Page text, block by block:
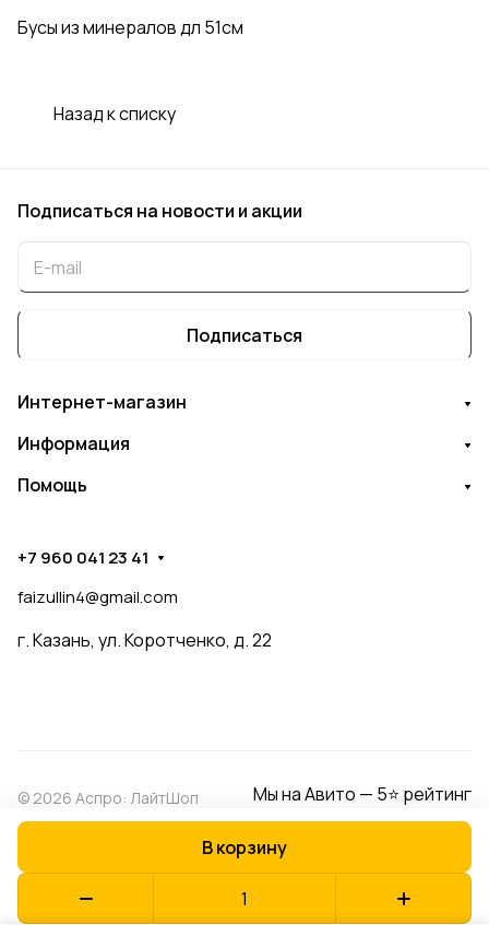
В корзину
Бусы из минералов дл 51см
Назад к списку
Подписаться на новости и акции
Подписаться
Интернет-магазин
Информация
Помощь
+7 960 041 23 41
faizullin4@gmail.com
г. Казань, ул. Коротченко, д. 22
© 2026 Аспро: ЛайтШоп Мы на Авито — 5⭐ рейтинг
Оферта
Разработано в